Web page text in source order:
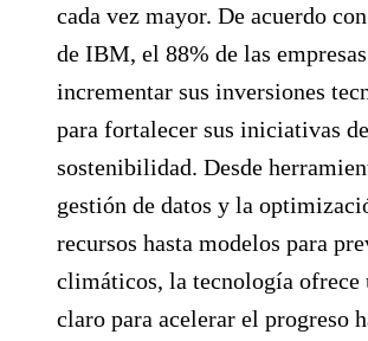
cada vez mayor. De acuerdo
de IBM, el 88% de las
incrementar sus inversiones
para fortalecer sus iniciativas de
sostenibilidad. Desde
gestión de datos y la
recursos hasta modelos para
climáticos, la tecnología ofrece
claro para acelerar el progreso